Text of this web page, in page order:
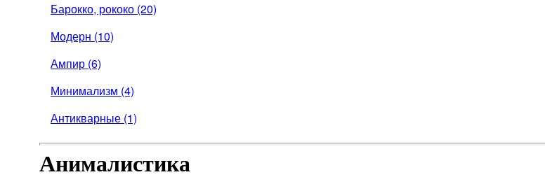
Барокко, рококо (20)
Модерн (10)
Ампир (6)
Минимализм (4)
Антикварные (1)
Анималистика